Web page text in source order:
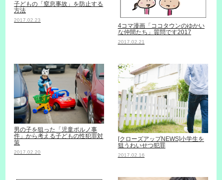
子どもの「窒息事故」を防止する
方法
2017.02.23
4コマ漫画「ココタウンのゆかい
な仲間たち」質問です2017
2017.02.21
男の子を狙った「児童ポルノ事
件」から考える子どもの性犯罪対
策
2017.02.20
[クローズアップNEWS]小学生を
狙うわいせつ犯罪
2017.02.16